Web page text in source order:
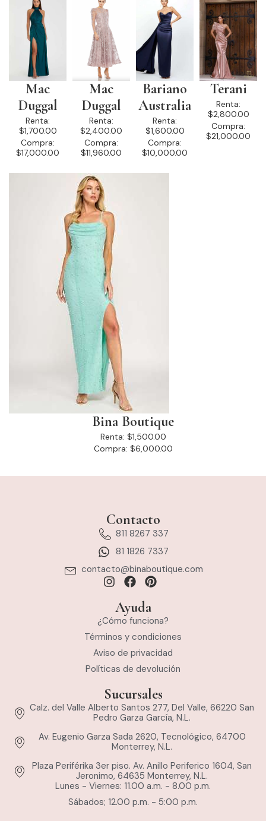
Mac
Duggal
Renta:
$1,700.00
Compra:
$17,000.00
Mac
Duggal
Renta:
$2,400.00
Compra:
$11,960.00
Bariano
Australia
Renta:
$1,600.00
Compra:
$10,000.00
Terani
Renta:
$2,800.00
Compra:
$21,000.00
Bina Boutique
Renta: $1,500.00
Compra: $6,000.00
Contacto
811 8267 337
81 1826 7337
contacto@binaboutique.com
Ayuda
¿Cómo funciona?
Términos y condiciones
Aviso de privacidad
Políticas de devolución
Sucursales
Calz. del Valle Alberto Santos 277, Del Valle, 66220 San
Pedro Garza García, N.L.
Av. Eugenio Garza Sada 2620, Tecnológico, 64700
Monterrey, N.L.
Plaza Periférika 3er piso. Av. Anillo Periferico 1604, San
Jeronimo, 64635 Monterrey, N.L.
Lunes - Viernes: 11.00 a.m. - 8.00 p.m.
Sábados; 12.00 p.m. - 5:00 p.m.